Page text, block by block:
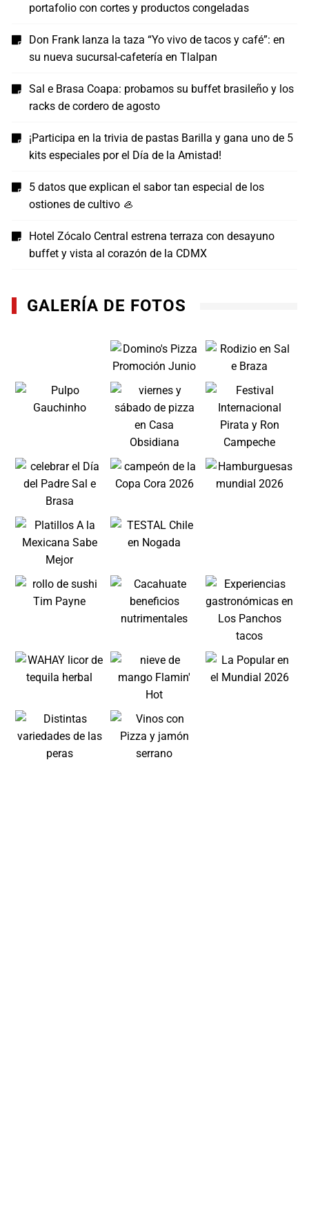
portafolio con cortes y productos congeladas
Don Frank lanza la taza “Yo vivo de tacos y café”: en
su nueva sucursal-cafetería en Tlalpan
Sal e Brasa Coapa: probamos su buffet brasileño y los
racks de cordero de agosto
¡Participa en la trivia de pastas Barilla y gana uno de 5
kits especiales por el Día de la Amistad!
5 datos que explican el sabor tan especial de los
ostiones de cultivo 🦪
Hotel Zócalo Central estrena terraza con desayuno
buffet y vista al corazón de la CDMX
GALERÍA DE FOTOS